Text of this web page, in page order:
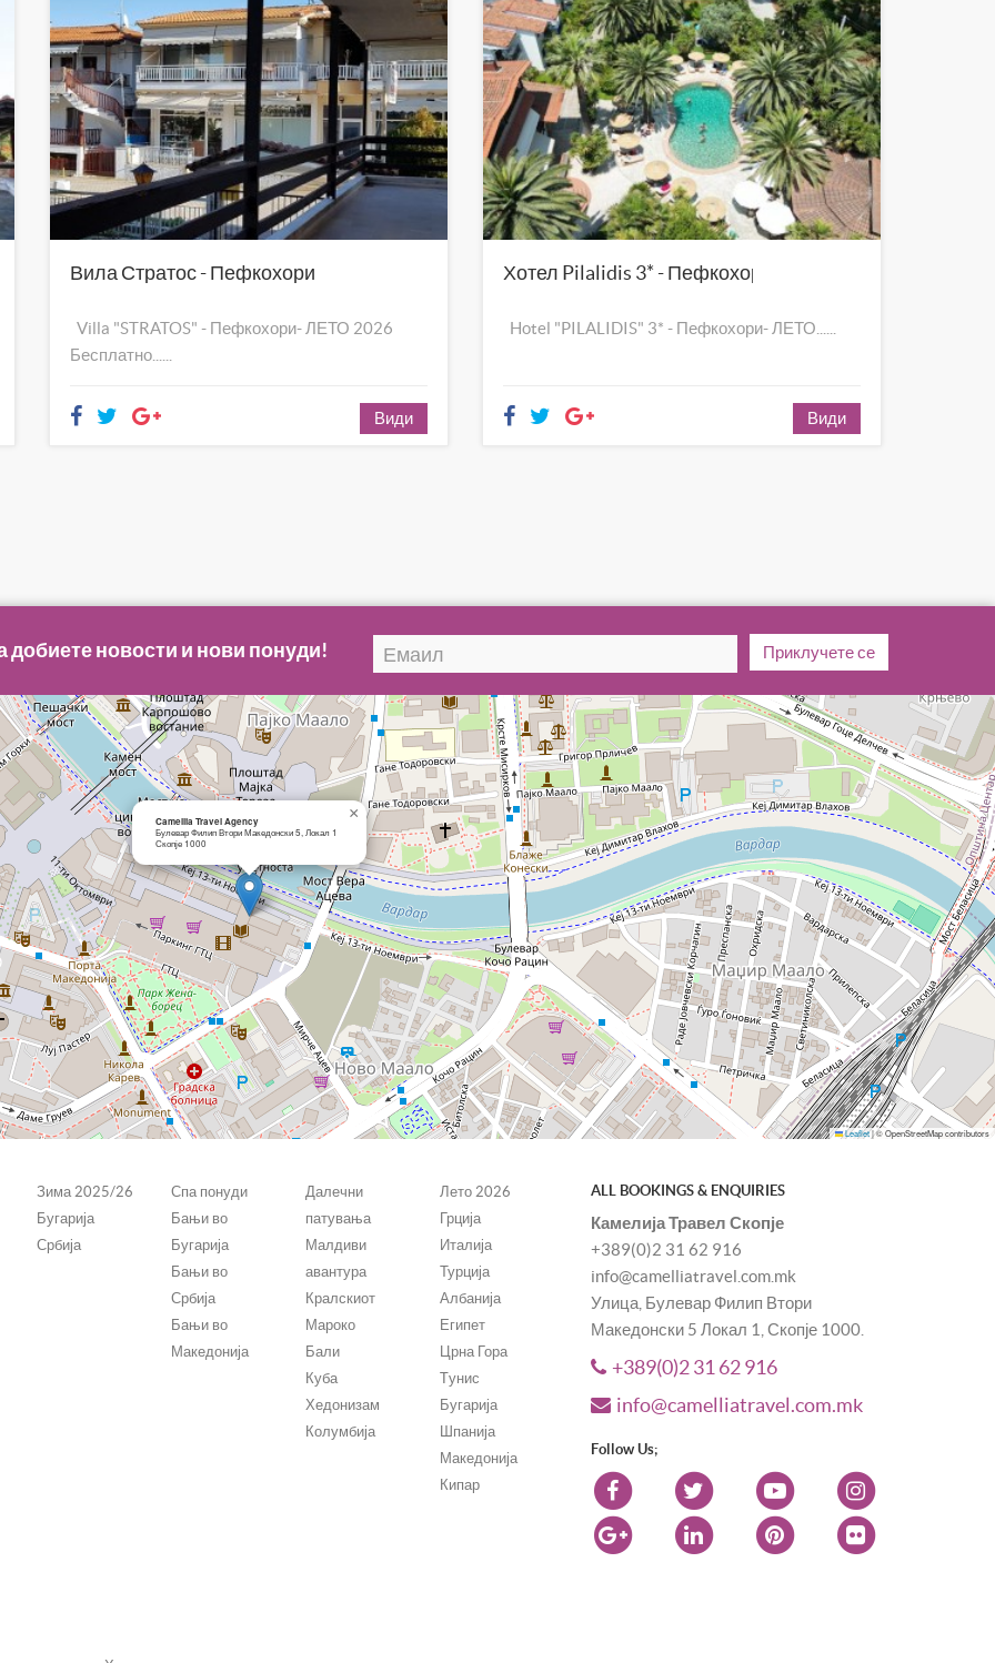
Вила Стратос - Пефкохори
Villa "STRATOS" - Пефкохори- ЛЕТО 2026
Бесплатно......
Види
Хотел Pilalidis 3* - Пефкохори
Hotel "PILALIDIS" 3* - Пефкохори- ЛЕТО......
Види
добиете новости и нови понуди!
Camellia Travel Agency
Булевар Филип Втори Македонски 5, Локал 1
Скопје 1000
×
Leaflet|© OpenStreetMap contributors
Зима 2025/26
Бугарија
Србија
Спа понуди
Бањи во
Бугарија
Бањи во
Србија
Бањи во
Македонија
Далечни
патувања
Малдиви
авантура
Кралскиот
Мароко
Бали
Куба
Хедонизам
Колумбија
Лето 2026
Грција
Италија
Турција
Албанија
Египет
Црна Гора
Tунис
Бугарија
Шпанија
Македонија
Кипар
ALL BOOKINGS & ENQUIRIES
Камелија Травел Скопје
+389(0)2 31 62 916
info@camelliatravel.com.mk
Улица, Булевар Филип Втори
Македонски 5 Локал 1, Скопје 1000.
+389(0)2 31 62 916
info@camelliatravel.com.mk
Follow Us;